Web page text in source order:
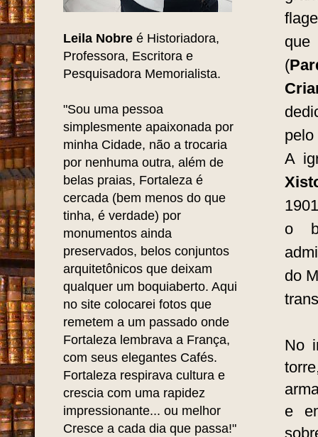
25/
O
(
A
o
do
Leila Nobreé Historiadora,
Professora, Escritora e
Pesquisadora Memorialista.
"Sou uma pessoa
simplesmente apaixonada por
minha Cidade, não a trocaria
por nenhuma outra, além de
belas praias, Fortaleza é
cercada (bem menos do que
tinha, é verdade) por
monumentos ainda
preservados, belos conjuntos
arquitetônicos que deixam
qualquer um boquiaberto. Aqui
no site colocarei fotos que
remetem a um passado onde